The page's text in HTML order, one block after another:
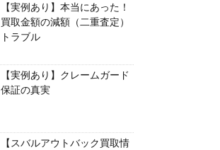
【実例あり】本当にあった！
買取金額の減額（二重査定）
トラブル
【実例あり】クレームガード
保証の真実
【スバルアウトバック買取情